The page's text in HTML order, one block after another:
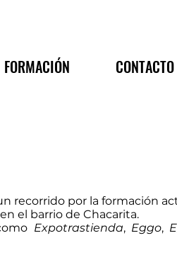
FORMACIÓN CONTACTO
recorrido por la formación
el barrio de Chacarita.
Expotrastienda, Eggo,